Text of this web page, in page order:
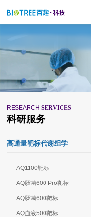
RESEARCH SERVICES
科研服务
高通量靶标代谢组学
AQ1100靶标
AQ肠菌600 Pro靶标
AQ肠菌600靶标
AQ血液500靶标